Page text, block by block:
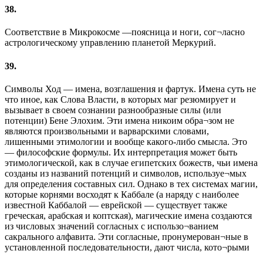
38.
Соответствие в Микрокосме —поясница и ноги, сог¬ласно
астрологическому управлению планетой Меркурий.
39.
Символы Ход — имена, возглашения и фартук. Имена суть не
что иное, как Слова Власти, в которых маг резюмирует и
вызывает в своем сознании разнообразные силы (или
потенции) Бене Элохим. Эти имена никоим обра¬зом не
являются произвольными и варварскими словами,
лишенными этимологии и вообще какого-либо смысла. Это
— философские формулы. Их интерпретация может быть
этимологической, как в случае египетских божеств, чьи имена
созданы из названий потенций и символов, используе¬мых
для определения составных сил. Однако в тех системах магии,
которые корнями восходят к Каббале (а наряду с наиболее
известной Каббалой — еврейской — существует также
греческая, арабская и коптская), магические имена создаются
из числовых значений согласных с использо¬ванием
сакрального алфавита. Эти согласные, пронумерован¬ные в
установленной последовательности, дают числа, кото¬рыми